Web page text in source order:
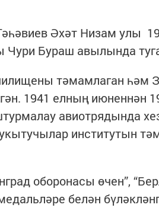
Әхәт Низам улы
Чури Бураш авылында
тәмамлаган һәм
1941 елның июненнән
авиотрядында
институтын
оборонасы өчен”,
белән